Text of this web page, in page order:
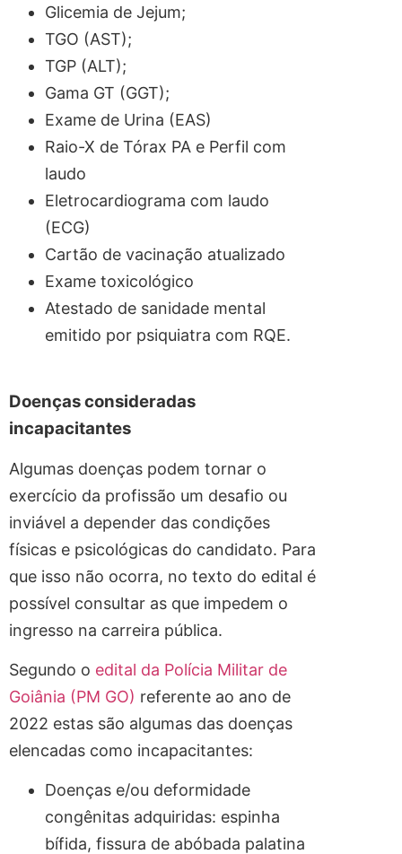
Glicemia de Jejum;
TGO (AST);
TGP (ALT);
Gama GT (GGT);
Exame de Urina (EAS)
Raio-X de Tórax PA e Perfil com
laudo
Eletrocardiograma com laudo
(ECG)
Cartão de vacinação atualizado
Exame toxicológico
Atestado de sanidade mental
emitido por psiquiatra com RQE.
Doenças consideradas
incapacitantes
Algumas doenças podem tornar o
exercício da profissão um desafio ou
inviável a depender das condições
físicas e psicológicas do candidato. Para
que isso não ocorra, no texto do edital é
possível consultar as que impedem o
ingresso na carreira pública.
Segundo o edital da Polícia Militar de
Goiânia (PM GO) referente ao ano de
2022 estas são algumas das doenças
elencadas como incapacitantes:
Doenças e/ou deformidade
congênitas adquiridas: espinha
bífida, fissura de abóbada palatina